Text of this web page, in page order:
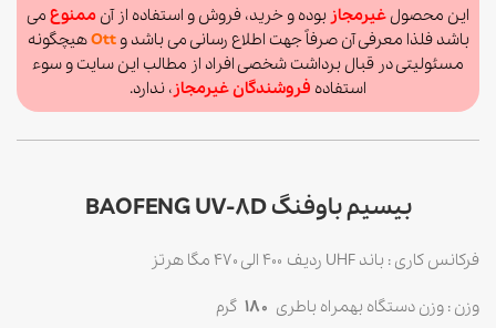
این محصولغیرمجاز بوده و خرید، فروش و استفاده از آن ممنوع می
باشد فلذا معرفی آن صرفاً جهت اطلاع رسانی می باشد وOttهیچگونه
مسئولیتی در قبال برداشت شخصی افراد از مطالب این سایت و سوء
استفاده فروشندگان غیرمجاز، ندارد.
بیسیم باوفنگ BAOFENG UV-8D
فرکانس کاری : باند UHF ردیف ۴۰۰ الی ۴۷۰ مگا هرتز
وزن : وزن دستگاه بهمراه باطری ۱۸۰ گرم